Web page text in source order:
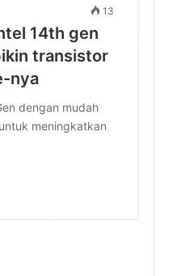
13
14th gen
transistor
nya
dengan mudah
meningkatkan